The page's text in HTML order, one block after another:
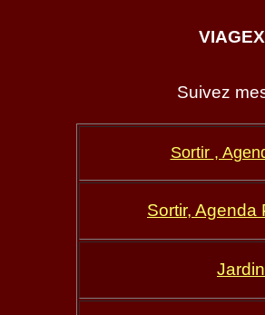
Suivez
Sortir , Age
Sortir, Agenda